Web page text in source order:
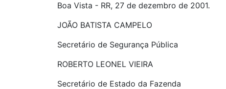
Boa Vista - RR, 27 de dezembro de 2001.
JOÃO BATISTA CAMPELO
Secretário de Segurança Pública
ROBERTO LEONEL VIEIRA
Secretário de Estado da Fazenda